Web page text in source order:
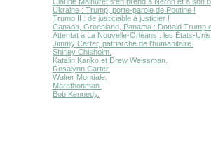
Ukraine : Trump, porte-parole de Poutine !
Trump II : de justiciable à justicier !
Canada, Groenland, Panama : Donald Trump
Attentat à La Nouvelle-Orléans : les États-
Jimmy Carter, patriarche de l'humanitaire.
Shirley Chisholm.
Katalin Kariko et Drew Weissman.
Rosalynn Carter.
Walter Mondale.
Marathonman.
Bob Kennedy.